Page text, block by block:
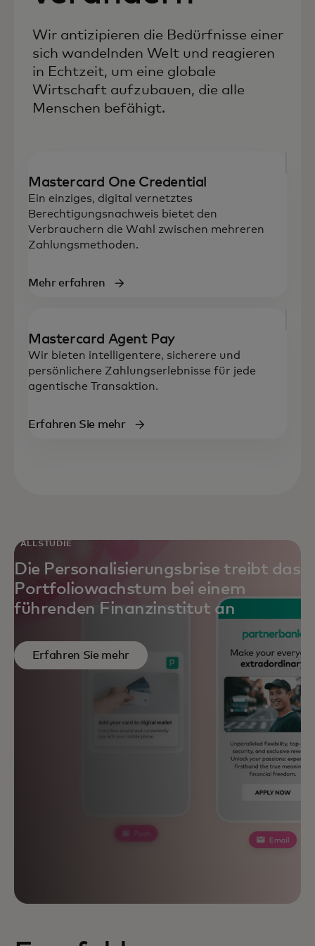
Wir antizipieren die Bedürfnisse einer
sich wandelnden Welt und reagieren
in Echtzeit, um eine globale
Wirtschaft aufzubauen, die alle
Menschen befähigt.
Mastercard One Credential
Ein einziges, digital vernetztes
Berechtigungsnachweis bietet den
Verbrauchern die Wahl zwischen mehreren
Zahlungsmethoden.
Mehr erfahren
Mastercard Agent Pay
Wir bieten intelligentere, sicherere und
persönlichere Zahlungserlebnisse für jede
agentische Transaktion.
Erfahren Sie mehr
FALLSTUDIE
Die Personalisierungsbrise treibt das
Portfoliowachstum bei einem
führenden Finanzinstitut an
Erfahren Sie mehr